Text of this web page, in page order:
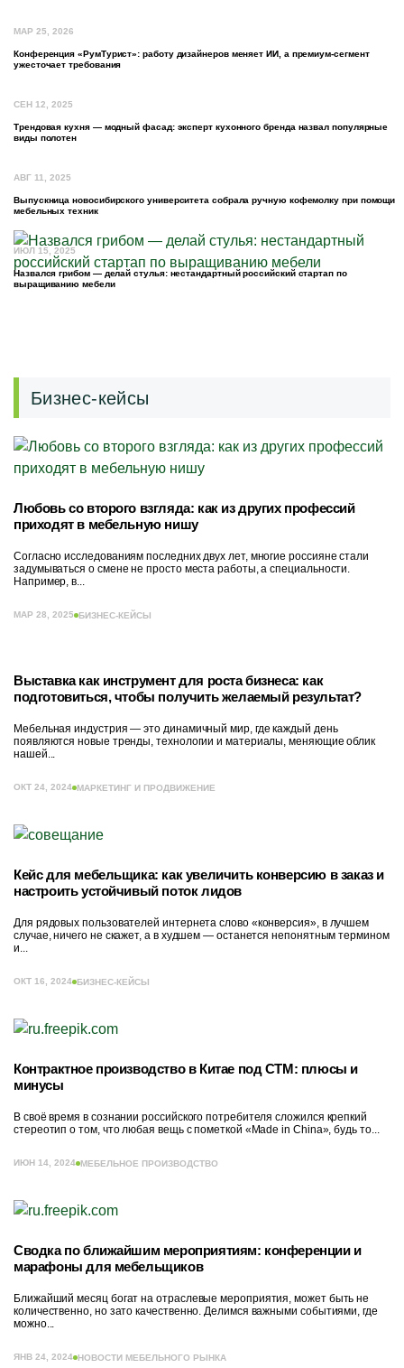
МАР 25, 2026
Конференция «РумТурист»: работу дизайнеров меняет ИИ, а премиум-сегмент
ужесточает требования
СЕН 12, 2025
Трендовая кухня — модный фасад: эксперт кухонного бренда назвал популярные
виды полотен
АВГ 11, 2025
Выпускница новосибирского университета собрала ручную кофемолку при помощи
мебельных техник
ИЮЛ 15, 2025
Назвался грибом — делай стулья: нестандартный российский стартап по
выращиванию мебели
Бизнес-кейсы
Любовь со второго взгляда: как из других профессий
приходят в мебельную нишу
Согласно исследованиям последних двух лет, многие россияне стали
задумываться о смене не просто места работы, а специальности.
Например, в...
МАР 28, 2025 БИЗНЕС-КЕЙСЫ
Выставка как инструмент для роста бизнеса: как
подготовиться, чтобы получить желаемый результат?
Мебельная индустрия — это динамичный мир, где каждый день
появляются новые тренды, технологии и материалы, меняющие облик
нашей...
ОКТ 24, 2024 МАРКЕТИНГ И ПРОДВИЖЕНИЕ
Кейс для мебельщика: как увеличить конверсию в заказ и
настроить устойчивый поток лидов
Для рядовых пользователей интернета слово «конверсия», в лучшем
случае, ничего не скажет, а в худшем — останется непонятным термином
и...
ОКТ 16, 2024 БИЗНЕС-КЕЙСЫ
Контрактное производство в Китае под СТМ: плюсы и
минусы
В своё время в сознании российского потребителя сложился крепкий
стереотип о том, что любая вещь с пометкой «Made in China», будь то...
ИЮН 14, 2024 МЕБЕЛЬНОЕ ПРОИЗВОДСТВО
Сводка по ближайшим мероприятиям: конференции и
марафоны для мебельщиков
Ближайший месяц богат на отраслевые мероприятия, может быть не
количественно, но зато качественно. Делимся важными событиями, где
можно...
ЯНВ 24, 2024 НОВОСТИ МЕБЕЛЬНОГО РЫНКА